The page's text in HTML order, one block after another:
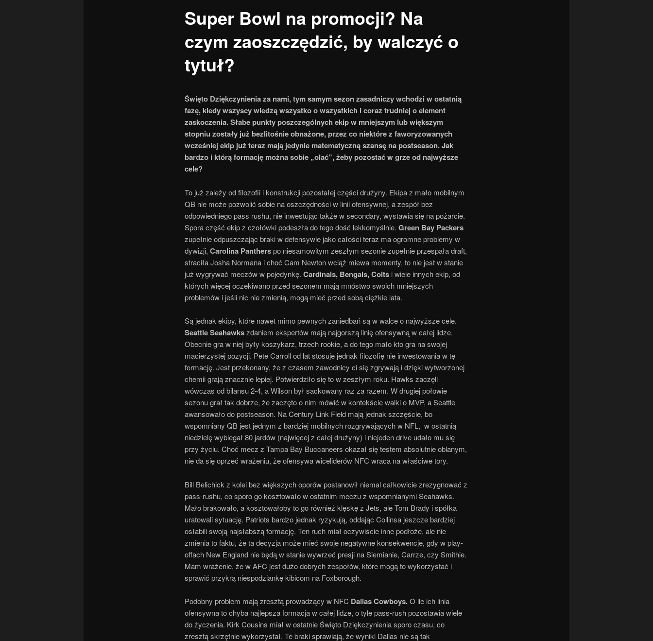
Super Bowl na promocji? Na
czym zaoszczędzić, by walczyć o
tytuł?
Święto Dziękczynienia za nami, tym samym sezon zasadniczy wchodzi w ostatnią
fazę, kiedy wszyscy wiedzą wszystko o wszystkich i coraz trudniej o element
zaskoczenia. Słabe punkty poszczególnych ekip w mniejszym lub większym
stopniu zostały już bezlitośnie obnażone, przez co niektóre z faworyzowanych
wcześniej ekip już teraz mają jedynie matematyczną szansę na postseason. Jak
bardzo i którą formację można sobie „olać”, żeby pozostać w grze od najwyższe
cele?
To już zależy od filozofii i konstrukcji pozostałej części drużyny. Ekipa z mało mobilnym
QB nie może pozwolić sobie na oszczędności w linii ofensywnej, a zespół bez
odpowiedniego pass rushu, nie inwestując także w secondary, wystawia się na pożarcie.
Spora część ekip z czołówki podeszła do tego dość lekkomyślnie. Green Bay Packers
zupełnie odpuszczając braki w defensywie jako całości teraz ma ogromne problemy w
dywizji, Carolina Pantherspo niesamowitym zeszłym sezonie zupełnie przespała draft,
straciła Josha Normana i choć Cam Newton wciąż miewa momenty, to nie jest w stanie
już wygrywać meczów w pojedynkę. Cardinals, Bengals, Colts i wiele innych ekip, od
których więcej oczekiwano przed sezonem mają mnóstwo swoich mniejszych
problemów i jeśli nic nie zmienią, mogą mieć przed sobą ciężkie lata.
Są jednak ekipy, które nawet mimo pewnych zaniedbań są w walce o najwyższe cele.
Seattle Seahawkszdaniem ekspertów mają najgorszą linię ofensywną w całej lidze.
Obecnie gra w niej były koszykarz, trzech rookie, a do tego mało kto gra na swojej
macierzystej pozycji. Pete Carroll od lat stosuje jednak filozofię nie inwestowania w tę
formację. Jest przekonany, że z czasem zawodnicy ci się zgrywają i dzięki wytworzonej
chemii grają znacznie lepiej. Potwierdziło się to w zeszłym roku. Hawks zaczęli
wówczas od bilansu 2-4, a Wilson był sackowany raz za razem. W drugiej połowie
sezonu grał tak dobrze, że zaczęto o nim mówić w kontekście walki o MVP, a Seattle
awansowało do postseason. Na Century Link Field mają jednak szczęście, bo
wspomniany QB jest jednym z bardziej mobilnych rozgrywających w NFL, w ostatnią
niedzielę wybiegał 80 jardów (najwięcej z całej drużyny) i niejeden drive udało mu się
przy życiu. Choć mecz z Tampa Bay Buccaneers okazał się testem absolutnie oblanym,
nie da się oprzeć wrażeniu, że ofensywa wiceliderów NFC wraca na właściwe tory.
Bill Belichick z kolei bez większych oporów postanowił niemal całkowicie zrezygnować z
pass-rushu, co sporo go kosztowało w ostatnim meczu z wspomnianymi Seahawks.
Mało brakowało, a kosztowałoby to go również klęskę z Jets, ale Tom Brady i spółka
uratowali sytuację. Patriots bardzo jednak ryzykują, oddając Collinsa jeszcze bardziej
osłabili swoją najsłabszą formację. Ten ruch miał oczywiście inne podłoże, ale nie
zmienia to faktu, że ta decyzja może mieć swoje negatywne konsekwencje, gdy w play-
offach New England nie będą w stanie wywrzeć presji na Siemianie, Carrze, czy Smithie.
Mam wrażenie, że w AFC jest dużo dobrych zespołów, które mogą to wykorzystać i
sprawić przykrą niespodziankę kibicom na Foxborough.
Podobny problem mają zresztą prowadzący w NFC Dallas Cowboys.O ile ich linia
ofensywna to chyba najlepsza formacja w całej lidze, o tyle pass-rush pozostawia wiele
do życzenia. Kirk Cousins miał w ostatnie Święto Dziękczynienia sporo czasu, co
zresztą skrzętnie wykorzystał. Te braki sprawiają, że wyniki Dallas nie są tak